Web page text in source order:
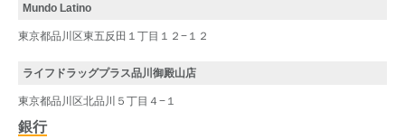
Mundo Latino
東京都品川区東五反田１丁目１２−１２
ライフドラッグプラス品川御殿山店
東京都品川区北品川５丁目４−１
銀行